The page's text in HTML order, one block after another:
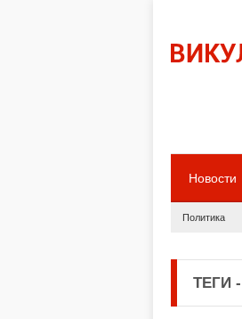
Новости
Политика
ТЕГИ -